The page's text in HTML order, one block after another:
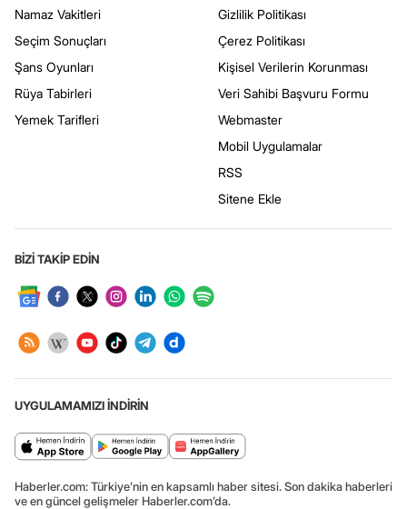
Namaz Vakitleri
Seçim Sonuçları
Şans Oyunları
Rüya Tabirleri
Yemek Tarifleri
Gizlilik Politikası
Çerez Politikası
Kişisel Verilerin Korunması
Veri Sahibi Başvuru Formu
Webmaster
Mobil Uygulamalar
RSS
Sitene Ekle
BİZİ TAKİP EDİN
UYGULAMAMIZI İNDİRİN
Haberler.com: Türkiye’nin en kapsamlı haber sitesi. Son dakika haberleri
ve en güncel gelişmeler Haberler.com’da.